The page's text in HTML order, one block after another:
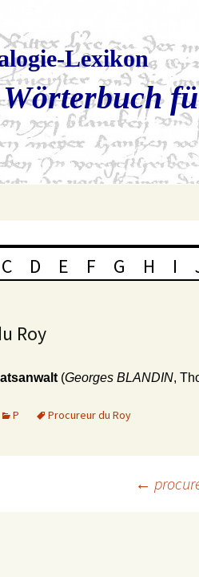
Lexikon
C D E F G H I
Roy
(Georges BLANDIN,
P Procureur du Roy
←